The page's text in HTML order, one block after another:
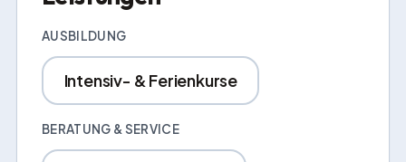
AUSBILDUNG
Intensiv- & Ferienkurse
BERATUNG & SERVICE